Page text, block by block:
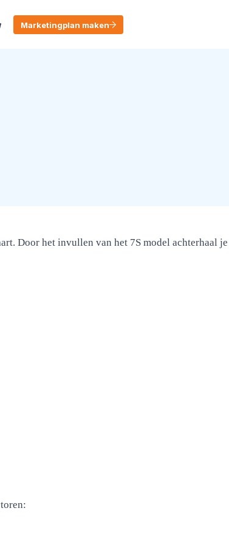
Marketingplan maken
Door het invullen van het 7S model achterhaal je